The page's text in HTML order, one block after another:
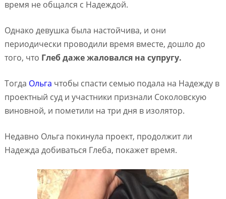
время не общался с Надеждой.
Однако девушка была настойчива, и они
периодически проводили время вместе, дошло до
того, что Глеб даже жаловался на супругу.
Тогда Ольга чтобы спасти семью подала на Надежду в
проектный суд и участники признали Соколовскую
виновной, и пометили на три дня в изолятор.
Недавно Ольга покинула проект, продолжит ли
Надежда добиваться Глеба, покажет время.